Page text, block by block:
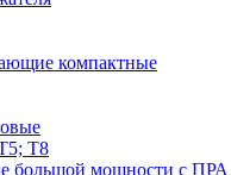
компактные
T8
большой мощности с ПРА